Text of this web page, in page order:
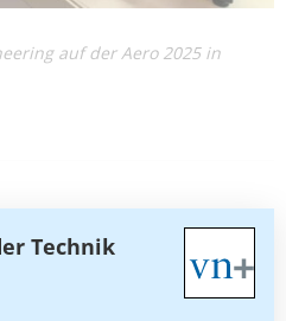
auf der Aero 2025 in
Technik